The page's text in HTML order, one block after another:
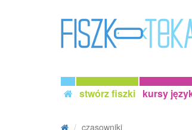
stwórz fiszki kursy
czasowniki